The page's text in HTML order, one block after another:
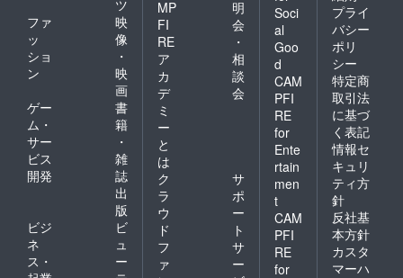
ツ
ファ
ッ
ショ
ン
映
像
・
映
画
ゲー
ム・
サー
ビス
開発
書
籍
・
雑
誌
出
版
ビジ
ネ
ス・
ビ
ュ
ー
MP
FI
RE
ア
カ
デ
ミ
ー
と
は
明
会
・
相
談
会
ク
ラ
ウ
ド
フ
ァ
サ
ポ
ー
ト
サ
ー
Soci
al
Goo
d
CAM
PFI
RE
for
Ente
rtain
men
t
CAM
PFI
RE
for
プライ
バシー
ポリ
シー
特定商
取引法
に基づ
く表記
情報セ
キュリ
ティ方
針
反社基
本方針
カスタ
マーハ